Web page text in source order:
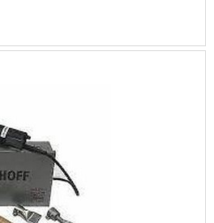
Esse tipo de
a qualidade e
além de...